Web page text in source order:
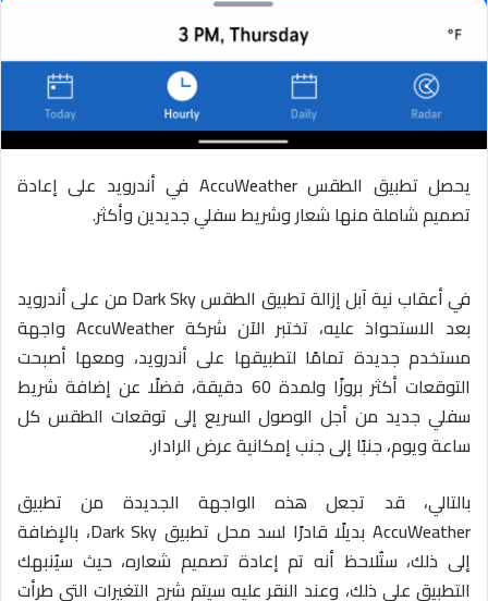
إ
ل
ك
ت
ر
ي
يحصل تطبيق الطقس AccuWeather في أندرويد على إعادة
تصميم شاملة منها شعار وشريط سفلي جديدين وأكثر.
في أعقاب نية آبل إزالة تطبيق الطقس Dark Sky من على أندرويد
بعد الاستحواذ عليه، تختبر الآن شركة AccuWeather واجهة
مستخدم جديدة تمامًا لتطبيقها على أندرويد، ومعها أصبحت
التوقعات أكثر بروزًا ولمدة 60 دقيقة، فضلًا عن إضافة شريط
سفلي جديد من أجل الوصول السريع إلى توقعات الطقس كل
ساعة ويوم، جنبًا إلى جنب إمكانية عرض الرادار.
بالتالي، قد تجعل هذه الواجهة الجديدة من تطبيق
AccuWeather بديلًا قادرًا لسد محل تطبيق Dark Sky، بالإضافة
إلى ذلك، ستُلاحظ أنه تم إعادة تصميم شعاره، حيث سيُنبهك
التطبيق على ذلك، وعند النقر عليه سيتم شرح التغيرات التي طرأت